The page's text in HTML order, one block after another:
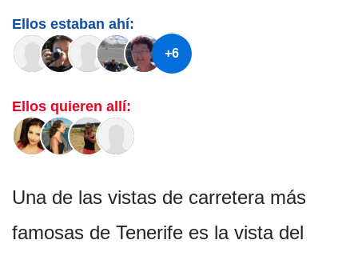
Ellos estaban ahí:
+6
Ellos quieren allí:
Una de las vistas de carretera más
famosas de Tenerife es la vista del